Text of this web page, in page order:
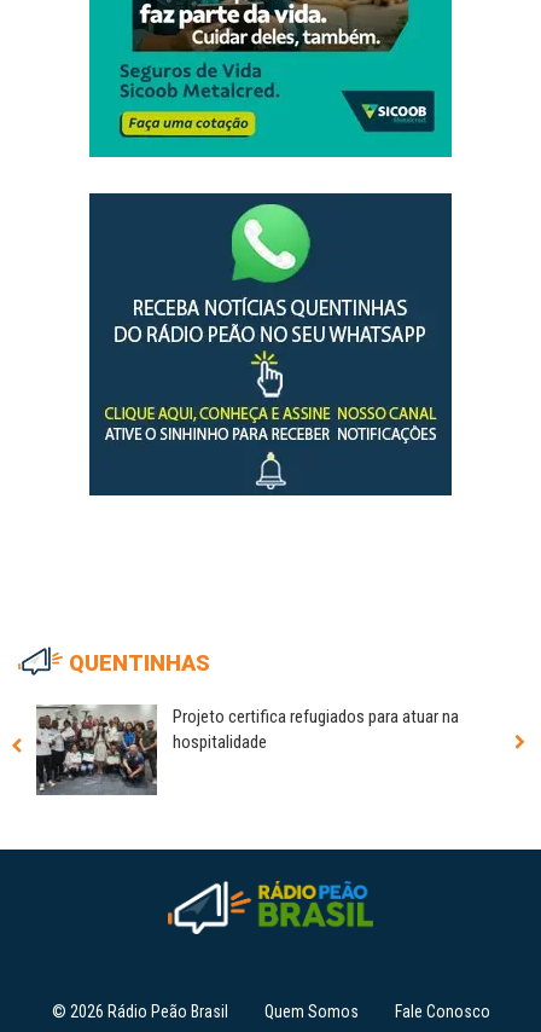
QUENTINHAS
Projeto certifica refugiados para atuar na
hospitalidade
© 2026 Rádio Peão Brasil Quem Somos Fale Conosco